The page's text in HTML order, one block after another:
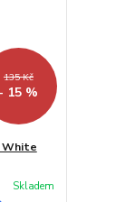
135 Kč
- 15 %
White
Skladem